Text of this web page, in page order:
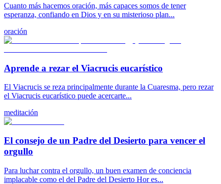
Cuanto más hacemos oración, más capaces somos de tener
esperanza, confiando en Dios y en su misterioso plan...
oración
Aprende a rezar el Viacrucis eucarístico
El Viacrucis se reza principalmente durante la Cuaresma, pero rezar
el Viacrucis eucarístico puede acercarte...
meditación
El consejo de un Padre del Desierto para vencer el
orgullo
Para luchar contra el orgullo, un buen examen de conciencia
implacable como el del Padre del Desierto Hor es...